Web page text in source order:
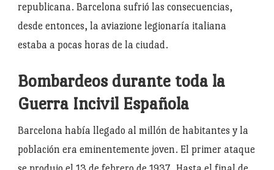
republicana. Barcelona sufrió las consecuencias,
desde entonces, la aviazione legionaría italiana
estaba a pocas horas de la ciudad.
Bombardeos durante toda la
Guerra Incivil Española
Barcelona había llegado al millón de habitantes y la
población era eminentemente joven. El primer ataque